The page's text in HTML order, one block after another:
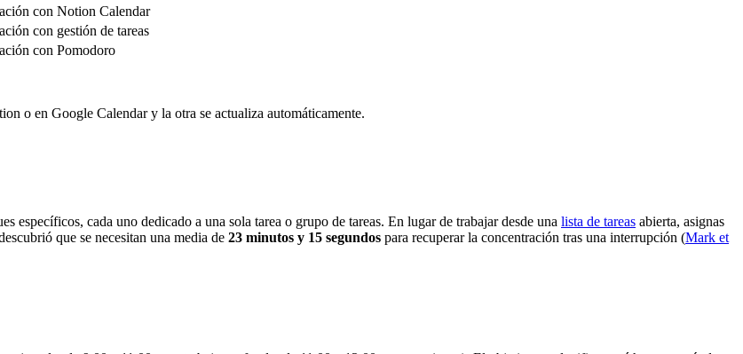
con Notion Calendar
con gestión de tareas
con Pomodoro
o en Google Calendar y la otra se actualiza automáticamente.
específicos, cada uno dedicado a una sola tarea o grupo de tareas. En lugar de trabajar desde una lista de tareas abierta, asignas
que se necesitan una media de 23 minutos y 15 segundos para recuperar la concentración tras una interrupción (Mark et